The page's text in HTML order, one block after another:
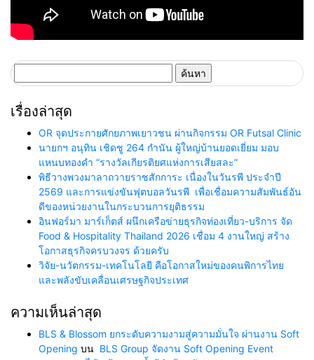
สำหรับ:
เรื่องล่าสุด
OR จุดประกายศักยภาพเยาวชน ผ่านกิจกรรม OR Futsal Clinic
นายกฯ อนุทิน เชิดชู 264 กำนัน ผู้ใหญ่บ้านยอดเยี่ยม มอบ
แหนบทองคำ “รางวัลเกียรติยศแห่งการเสียสละ”
พิธีวางพวงมาลาถวายราชสักการะ เนื่องในวันรพี ประจำปี
2569 และการแข่งขันฟุตบอลวันรพี เพื่อเชื่อมความสัมพันธ์อัน
ดีของหน่วยงานในกระบวนการยุติธรรม
อินฟอร์มา มาร์เก็ตส์ ผนึกเครือข่ายธุรกิจท่องเที่ยว-บริการ จัด
Food & Hospitality Thailand 2026 เชื่อม 4 งานใหญ่ สร้าง
โอกาสธุรกิจครบวงจร ด้วยครับ
วิจัย-นวัตกรรม-เทคโนโลยี คือโอกาสใหม่ของคนพิการไทย
และพลังขับเคลื่อนเศรษฐกิจประเทศ
ความเห็นล่าสุด
BLS & Blossom ยกระดับความงามสู่ความมั่นใจ ผ่านงาน Soft
Opening บน BLS Group จัดงาน Soft Opening Event